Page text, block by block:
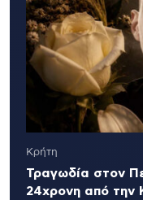
Κρήτη
Τραγωδία στον
24χρονη από την